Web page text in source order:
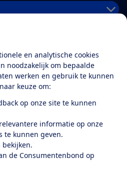
en analytische cookies
noodzakelijk om bepaalde
werken en gebruik te kunnen
keuze om:
op onze site te kunnen
informatie op onze
te kunnen geven.
bekijken.
de Consumentenbond op
de
Privacyverklaring